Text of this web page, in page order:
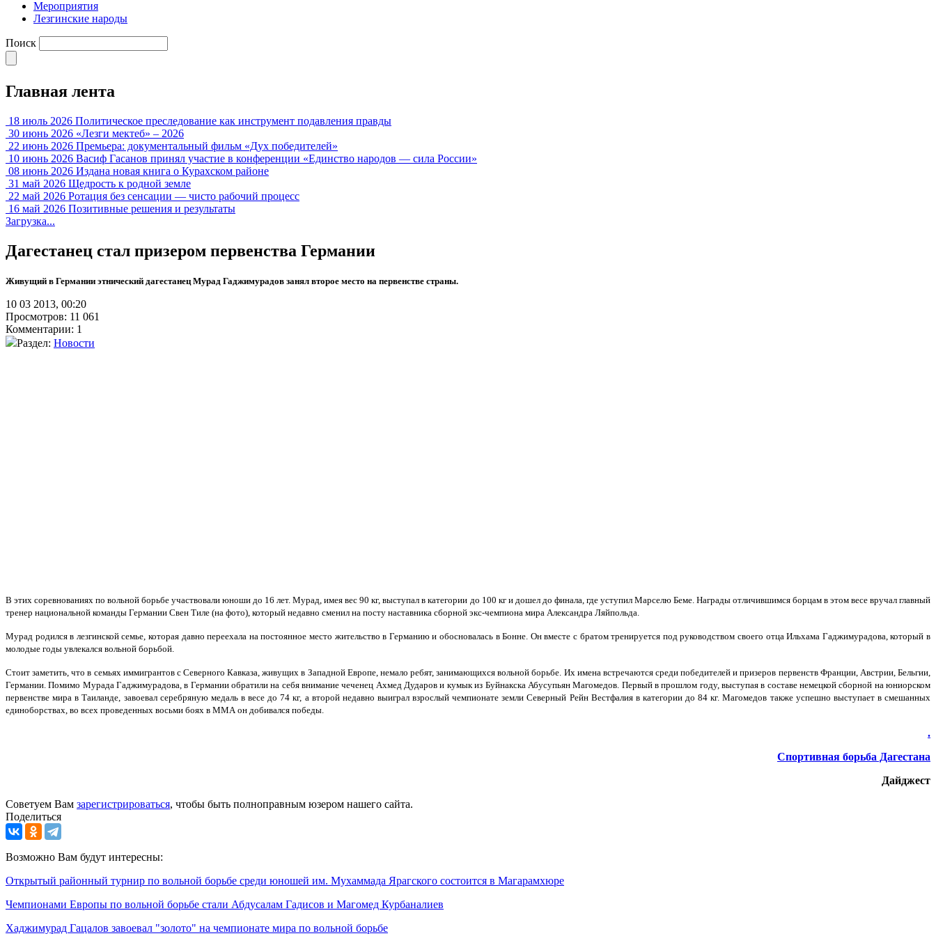
Мероприятия
Лезгинские народы
Поиск
Главная лента
18 июль 2026 Политическое преследование как инструмент подавления правды
30 июнь 2026 «Лезги мектеб» – 2026
22 июнь 2026 Премьера: документальный фильм «Дух победителей»
10 июнь 2026 Васиф Гасанов принял участие в конференции «Единство народов — сила России»
08 июнь 2026 Издана новая книга о Курахском районе
31 май 2026 Щедрость к родной земле
22 май 2026 Ротация без сенсации — чисто рабочий процесс
16 май 2026 Позитивные решения и результаты
Загрузка...
Дагестанец стал призером первенства Германии
Живущий в Германии этнический дагестанец Мурад Гаджимурадов занял второе место на первенстве страны.
10 03 2013, 00:20
Просмотров: 11 061
Комментарии: 1
Раздел: Новости
В этих соревнованиях по вольной борьбе участвовали юноши до 16 лет. Мурад, имея вес 90 кг, выступал в категории до 100 кг и дошел до финала, где уступил Марселю Беме. Награды отличившимся борцам в этом весе вручал главный
тренер национальной команды Германии Свен Тиле (на фото), который недавно сменил на посту наставника сборной экс-чемпиона мира Александра Ляйпольда.
Мурад родился в лезгинской семье, которая давно переехала на постоянное место жительство в Германию и обосновалась в Бонне. Он вместе с братом тренируется под руководством своего отца Ильхама Гаджимурадова, который в
молодые годы увлекался вольной борьбой.
Стоит заметить, что в семьях иммигрантов с Северного Кавказа, живущих в Западной Европе, немало ребят, занимающихся вольной борьбе. Их имена встречаются среди победителей и призеров первенств Франции, Австрии, Бельгии,
Германии. Помимо Мурада Гаджимурадова, в Германии обратили на себя внимание чеченец Ахмед Дударов и кумык из Буйнакска Абусупьян Магомедов. Первый в прошлом году, выступая в составе немецкой сборной на юниорском
первенстве мира в Таиланде, завоевал серебряную медаль в весе до 74 кг, а второй недавно выиграл взрослый чемпионате земли Северный Рейн Вестфалия в категории до 84 кг. Магомедов также успешно выступает в смешанных
единоборствах, во всех проведенных восьми боях в ММА он добивался победы.
.
Спортивная борьба Дагестана
Дайджест
Советуем Вам зарегистрироваться, чтобы быть полноправным юзером нашего сайта.
Поделиться
Возможно Вам будут интересны:
Открытый районный турнир по вольной борьбе среди юношей им. Мухаммада Ярагского состоится в Магарамхюре
Чемпионами Европы по вольной борьбе стали Абдусалам Гадисов и Магомед Курбаналиев
Хаджимурад Гацалов завоевал "золото" на чемпионате мира по вольной борьбе